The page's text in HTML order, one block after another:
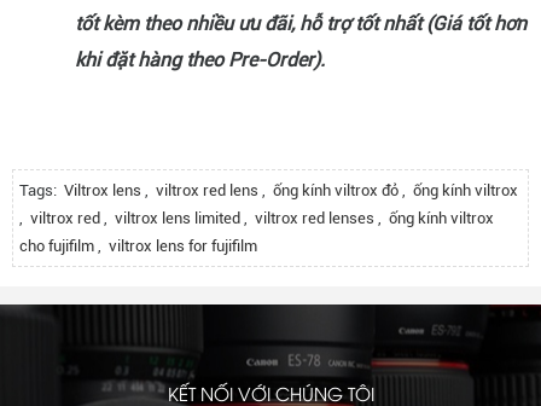
tốt kèm theo nhiều ưu đãi, hỗ trợ tốt nhất (Giá tốt hơn
khi đặt hàng theo Pre-Order).
Tags: Viltrox lens viltrox red lens ống kính viltrox đỏ
ống kính viltrox
viltrox red viltrox lens limited viltrox red lenses
ống kính viltrox
cho fujifilm
viltrox lens for fujifilm
KẾT NỐI VỚI CHÚNG TÔI